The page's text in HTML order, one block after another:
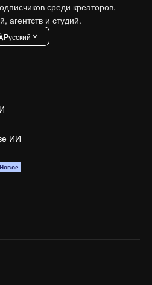
среди креаторов,
агентств и студий.
Pусский
ИИ
Новое